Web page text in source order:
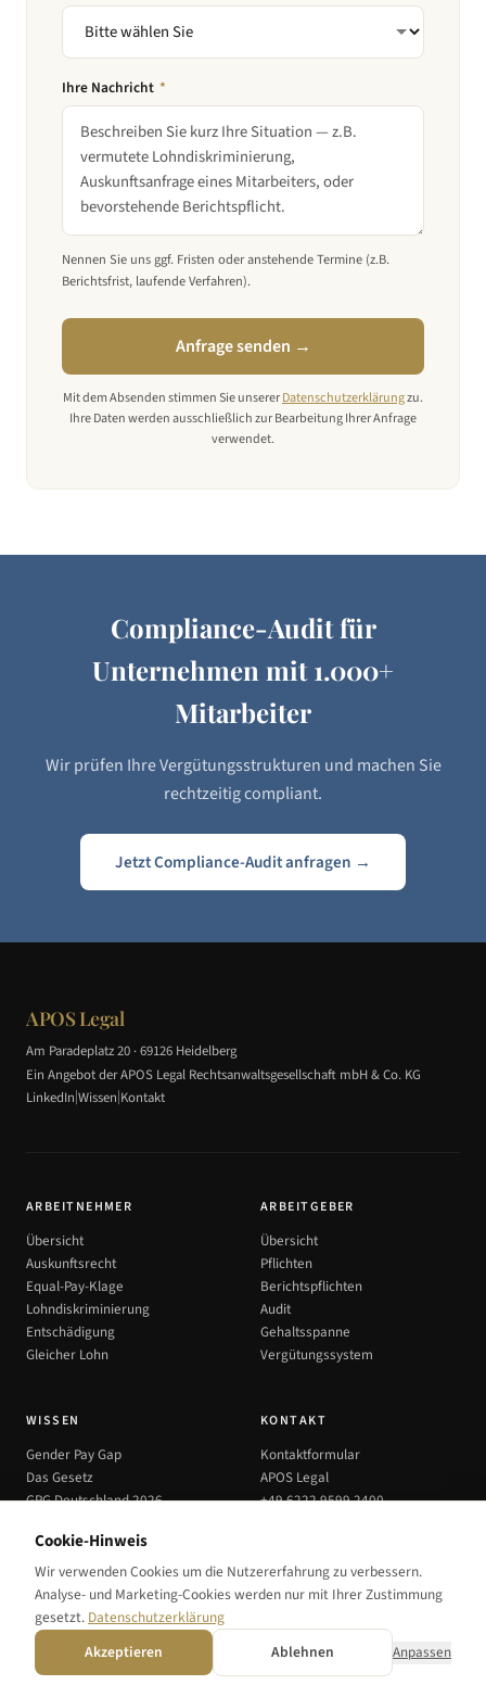
Ihre Nachricht *
Nennen Sie uns ggf. Fristen oder anstehende Termine (z.B.
Berichtsfrist, laufende Verfahren).
Anfrage senden →
Mit dem Absenden stimmen Sie unsererDatenschutzerklärungzu.
Ihre Daten werden ausschließlich zur Bearbeitung Ihrer Anfrage
verwendet.
Compliance-Audit für
Unternehmen mit1.000+
Mitarbeiter
Wir prüfen Ihre Vergütungsstrukturen und machen Sie
rechtzeitig compliant.
Jetzt Compliance-Audit anfragen →
APOS Legal
Am Paradeplatz 20 · 69126 Heidelberg
Ein Angebot der APOS Legal Rechtsanwaltsgesellschaft mbH & Co. KG
LinkedIn|Wissen|Kontakt
ARBEITNEHMER
Übersicht
Auskunftsrecht
Equal-Pay-Klage
Lohndiskriminierung
Entschädigung
Gleicher Lohn
ARBEITGEBER
Übersicht
Pflichten
Berichtspflichten
Audit
Gehaltsspanne
Vergütungssystem
WISSEN
Gender Pay Gap
Das Gesetz
GPG Deutschland 2026
Equal Pay Day 2026
KONTAKT
Kontaktformular
APOS Legal
+49 6222 9599 2400
DatenschutzImpressumCookie-Einstellungen APOS Legal
Cookie-Hinweis
Wir verwenden Cookies um die Nutzererfahrung zu verbessern.
Analyse- und Marketing-Cookies werden nur mit Ihrer Zustimmung
gesetzt. Datenschutzerklärung
Akzeptieren
Ablehnen Anpassen